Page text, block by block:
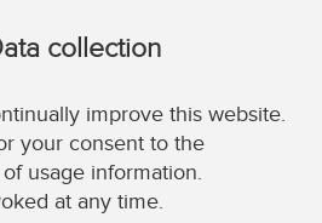
collection
improve this website.
your consent to the
usage information.
at any time.